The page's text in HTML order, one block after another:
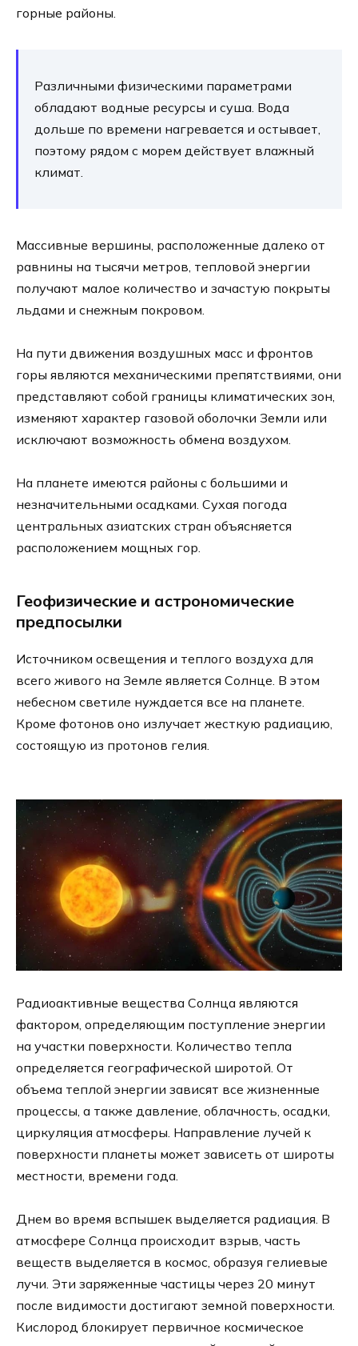
горные районы.
Различными физическими параметрами
обладают водные ресурсы и суша. Вода
дольше по времени нагревается и остывает,
поэтому рядом с морем действует влажный
климат.
Массивные вершины, расположенные далеко от
равнины на тысячи метров, тепловой энергии
получают малое количество и зачастую покрыты
льдами и снежным покровом.
На пути движения воздушных масс и фронтов
горы являются механическими препятствиями, они
представляют собой границы климатических зон,
изменяют характер газовой оболочки Земли или
исключают возможность обмена воздухом.
На планете имеются районы с большими и
незначительными осадками. Сухая погода
центральных азиатских стран объясняется
расположением мощных гор.
Геофизические и астрономические
предпосылки
Источником освещения и теплого воздуха для
всего живого на Земле является Солнце. В этом
небесном светиле нуждается все на планете.
Кроме фотонов оно излучает жесткую радиацию,
состоящую из протонов гелия.
Радиоактивные вещества Солнца являются
фактором, определяющим поступление энергии
на участки поверхности. Количество тепла
определяется географической широтой. От
объема теплой энергии зависят все жизненные
процессы, а также давление, облачность, осадки,
циркуляция атмосферы. Направление лучей к
поверхности планеты может зависеть от широты
местности, времени года.
Днем во время вспышек выделяется радиация. В
атмосфере Солнца происходит взрыв, часть
веществ выделяется в космос, образуя гелиевые
лучи. Эти заряженные частицы через 20 минут
после видимости достигают земной поверхности.
Кислород блокирует первичное космическое